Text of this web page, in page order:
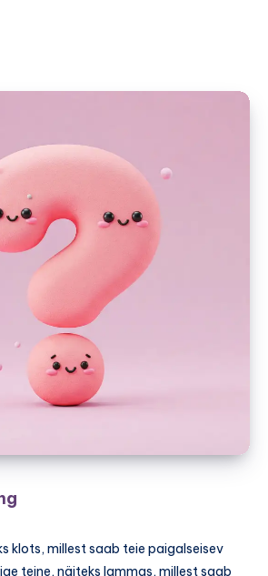
klots, millest saab teie paigalseisev
teine, näiteks lammas, millest saab